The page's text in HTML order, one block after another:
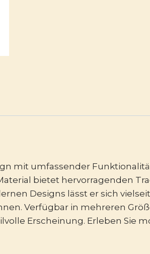
mit umfassender
bietet hervorragenden
Designs lässt er sich
Verfügbar in mehreren
Erscheinung. Erleben Sie